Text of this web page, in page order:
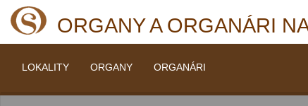
ORGANY A ORGANÁRI
LOKALITY ORGANY ORGANÁRI